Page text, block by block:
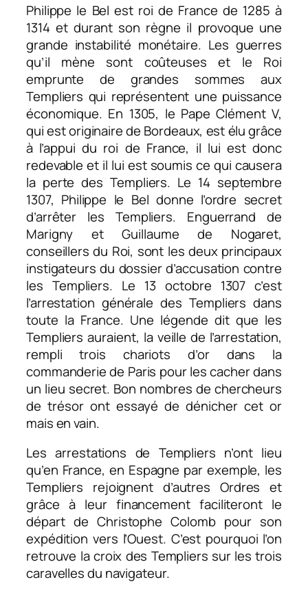
Philippe le Bel est roi de France de 1285 à
1314 et durant son règne il provoque une
grande instabilité monétaire. Les guerres
qu’il mène sont coûteuses et le Roi
emprunte de grandes sommes aux
Templiers qui représentent une puissance
économique. En 1305, le Pape Clément V,
qui est originaire de Bordeaux, est élu grâce
à l’appui du roi de France, il lui est donc
redevable et il lui est soumis ce qui causera
la perte des Templiers. Le 14 septembre
1307, Philippe le Bel donne l’ordre secret
d’arrêter les Templiers. Enguerrand de
Marigny et Guillaume de Nogaret,
conseillers du Roi, sont les deux principaux
instigateurs du dossier d’accusation contre
les Templiers. Le 13 octobre 1307 c’est
l’arrestation générale des Templiers dans
toute la France. Une légende dit que les
Templiers auraient, la veille de l’arrestation,
rempli trois chariots d’or dans la
commanderie de Paris pour les cacher dans
un lieu secret. Bon nombres de chercheurs
de trésor ont essayé de dénicher cet or
mais en vain.
Les arrestations de Templiers n’ont lieu
qu’en France, en Espagne par exemple, les
Templiers rejoignent d’autres Ordres et
grâce à leur financement faciliteront le
départ de Christophe Colomb pour son
expédition vers l’Ouest. C’est pourquoi l’on
retrouve la croix des Templiers sur les trois
caravelles du navigateur.